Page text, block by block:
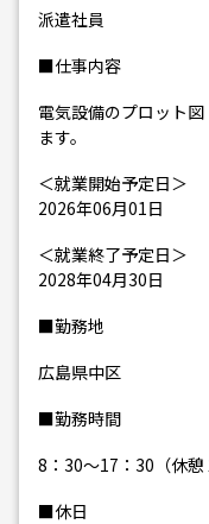
派遣社員
■仕事内容
電気設備のプロット
ます。
＜就業開始予定日＞
2026年06月01日
＜就業終了予定日＞
2028年04月30日
■勤務地
広島県中区
■勤務時間
8：30～17：30（休憩
■休日